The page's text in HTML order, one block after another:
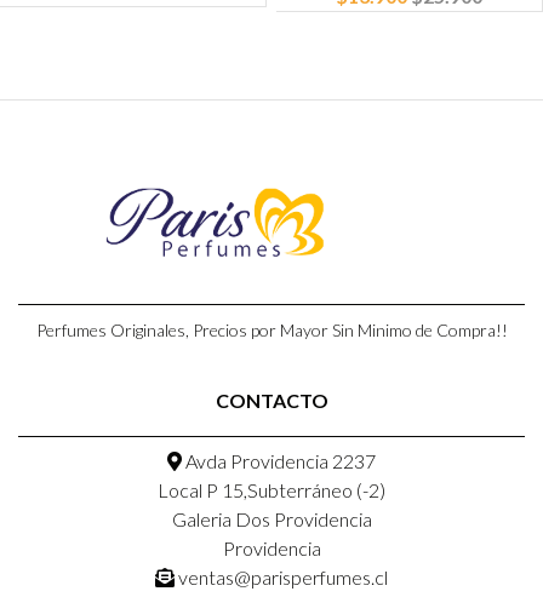
Perfumes Originales, Precios por Mayor Sin Minimo de Compra!!
CONTACTO
Avda Providencia 2237
Local P 15,Subterráneo (-2)
Galeria Dos Providencia
Providencia
ventas@parisperfumes.cl